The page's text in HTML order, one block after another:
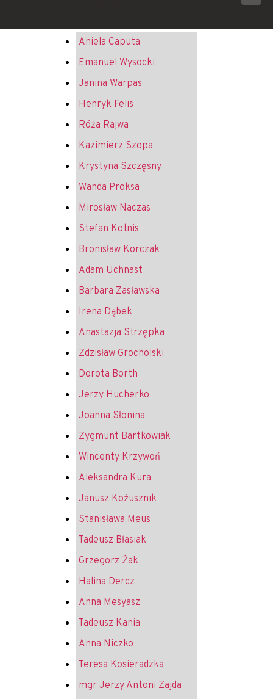
Aniela Caputa
Emanuel Wysocki
Janina Warpas
Henryk Felis
Róża Rajwa
Kazimierz Szopa
Krystyna Szczęsny
Wanda Proksa
Mirosław Naczas
Stefan Kotnis
Bronisław Korczak
Adam Uchnast
Barbara Zasławska
Irena Dąbek
Anastazja Strzępka
Zdzisław Grocholski
Dorota Borth
Jerzy Hucherko
Joanna Słonina
Zygmunt Bartkowiak
Wincenty Krzywoń
Aleksandra Kura
Janusz Kożusznik
Stanisława Meus
Tadeusz Błasiak
Grzegorz Żak
Halina Dercz
Anna Mesyasz
Tadeusz Kania
Anna Niczko
Teresa Kosieradzka
mgr Jerzy Antoni Zajda